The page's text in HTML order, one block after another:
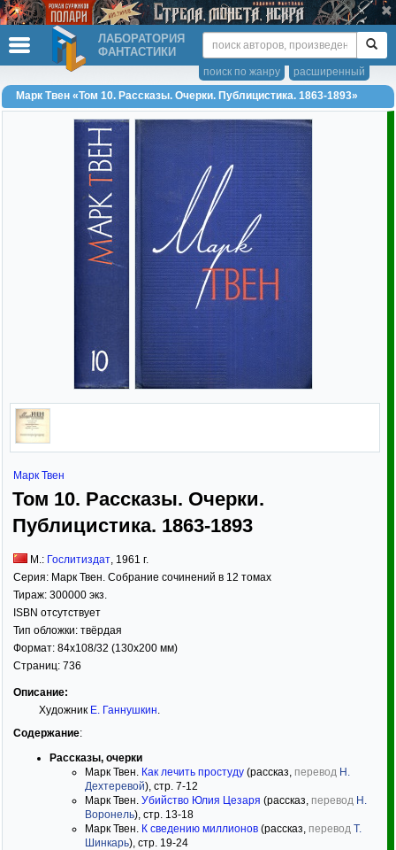
ЛАБОРАТОРИЯ
ФАНТАСТИКИ
расширенный
поиск по жанру
Марк Твен «Том 10. Рассказы. Очерки. Публицистика. 1863-1893»
Марк Твен
Том 10. Рассказы. Очерки.
Публицистика. 1863-1893
М.: Гослитиздат, 1961 г.
Серия: Марк Твен. Собрание сочинений в 12 томах
Тираж: 300000 экз.
ISBN отсутствует
Тип обложки: твёрдая
Формат: 84x108/32 (130x200 мм)
Страниц: 736
Описание:
Художник Е. Ганнушкин.
Содержание:
Рассказы, очерки
Марк Твен. Как лечить простуду (рассказ, перевод Н.
Дехтеревой), стр. 7-12
Марк Твен. Убийство Юлия Цезаря (рассказ, перевод Н.
Воронель), стр. 13-18
Марк Твен. К сведению миллионов (рассказ, перевод Т.
Шинкарь), стр. 19-24